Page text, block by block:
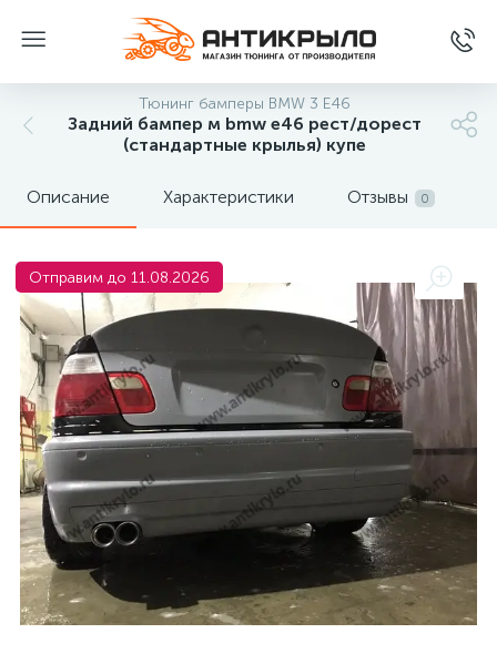
Тюнинг бамперы BMW 3 E46
Задний бампер м bmw e46 рест/дорест
(стандартные крылья) купе
Описание Характеристики Отзывы 0
Отправим до 11.08.2026